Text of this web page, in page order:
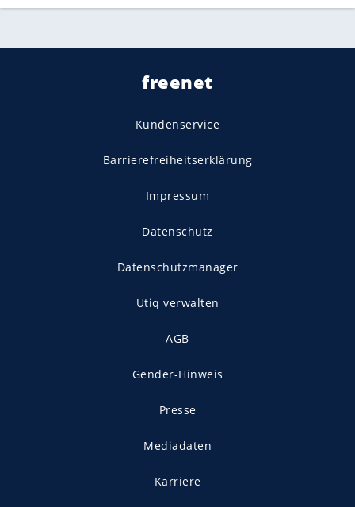
freenet
Kundenservice
Barrierefreiheitserklärung
Impressum
Datenschutz
Datenschutzmanager
Utiq verwalten
AGB
Gender-Hinweis
Presse
Mediadaten
Karriere